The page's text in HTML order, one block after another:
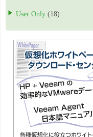
User Only (18)